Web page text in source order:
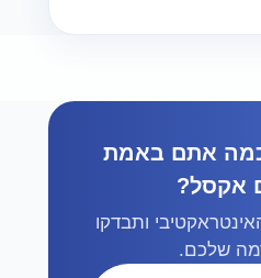
אתם באמת
אקסל?
ותבדקו
שלכם.